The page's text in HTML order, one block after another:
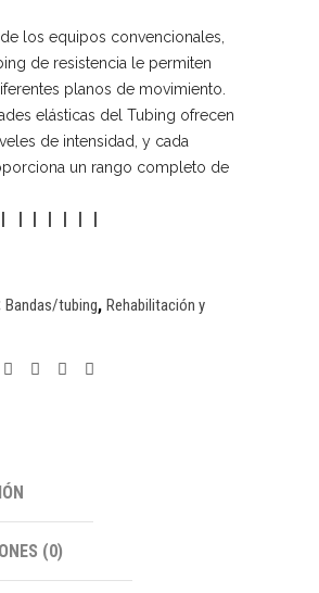
los equipos convencionales,
de resistencia le permiten
planos de movimiento.
elásticas del Tubing ofrecen
de intensidad, y cada
un rango completo de
Bandas/tubing, Rehabilitación y
(0)